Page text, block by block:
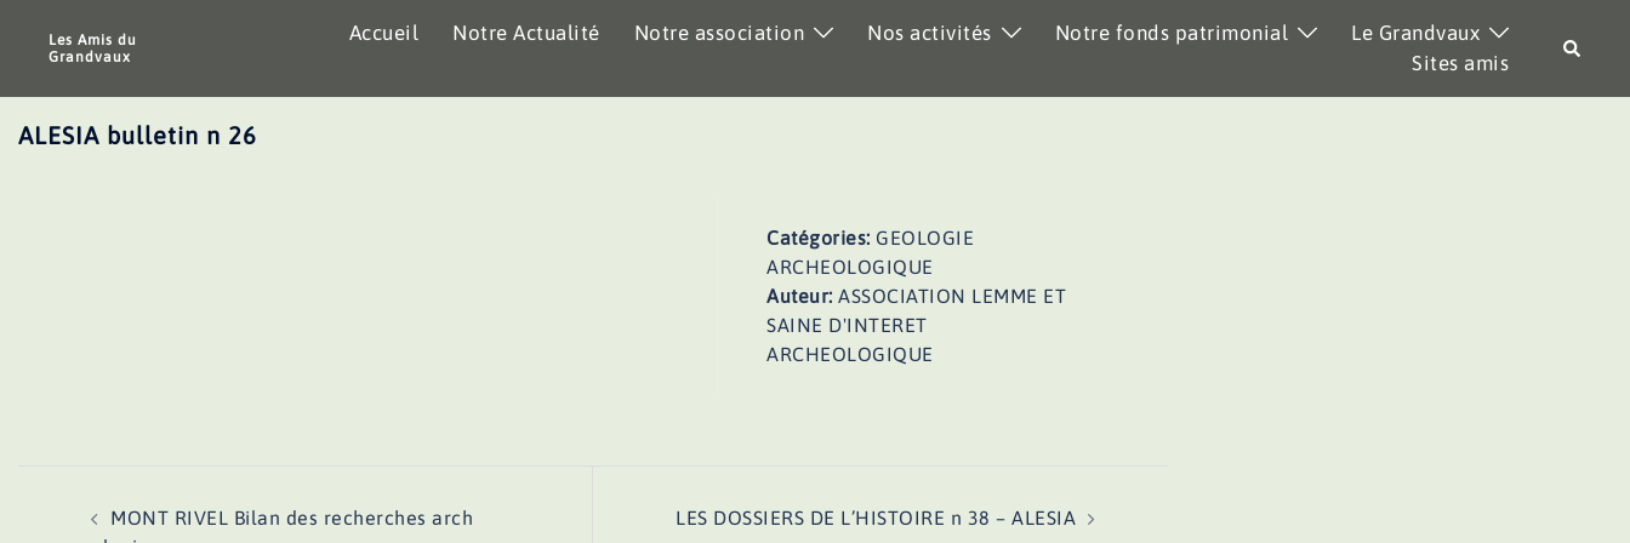
Les Amis du
Grandvaux
Accueil Notre Actualité Notre association Nos activités Notre fonds patrimonial
Le Grandvaux
Sites amis
ALESIA bulletin n 26
Catégories: GEOLOGIE
ARCHEOLOGIQUE
Auteur:ASSOCIATION LEMME ET
SAINE D'INTERET
ARCHEOLOGIQUE
MONT RIVEL Bilan des recherches arch
LES DOSSIERS DE L’HISTOIRE n 38 – ALESIA